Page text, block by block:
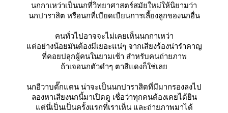
นกกาเหว่าเป็นนกที่วิทยาศาสตร์สมัยใหม่ให้นิยามว่า
นกปาราสิต หรือนกที่เบียดเบียนการเลี้ยงลูกของนกอื่น
คนทั่วไปอาจจะไม่เคยเห็นนกกาเหว่า
ต่อย่างน้อยมันต้องมีเยอะแน่ๆ จากเสียงร้องน่ารำคาญ
ที่คอยปลุกผู้คนในยามเช้า สำหรับคนถ่ายภาพ
ถ้าเจอนกตัวดำๆ ตาสีแดงก็ใช่เล
นกอีวาบตั๊กแตน น่าจะเป็นนกปาราสิตที่มีมากรองลงไป
ลองหาเสียงนกนี้มาเปิดดู เชื่อว่าทุกคนต้องเคยได้ยิน
ต่นี่เป็นเป็นครั้งแรกที่เราเห็น และถ่ายภาพมาได้